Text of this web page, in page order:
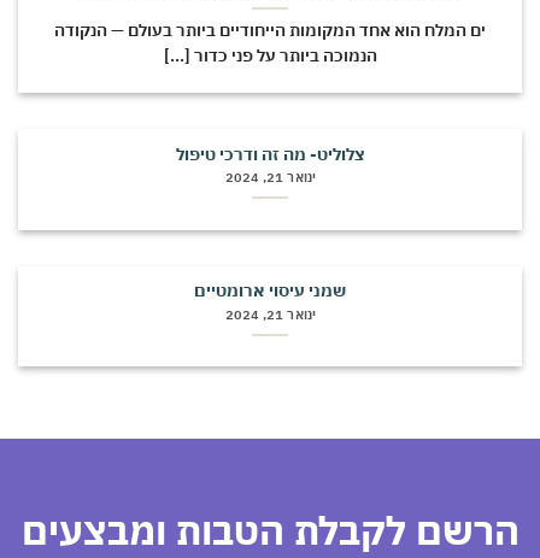
ים המלח הוא אחד המקומות הייחודיים ביותר בעולם — הנקודה
הנמוכה ביותר על פני כדור [...]
צלוליט- מה זה ודרכי טיפול
שמני עיסוי ארומטיים
לקבלת הטבות ומבצעים